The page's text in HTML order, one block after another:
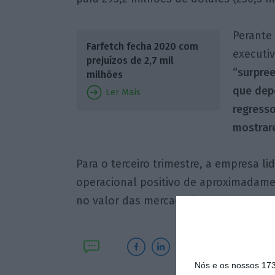
Nós e os nossos
Farfetch fecha 2020 com
prejuízos de 2,7 mil
milhões
Ler Mais
que
Para o terceiro trimestre, a empresa
operacional positivo de
no valor das mercadorias entre 30% e